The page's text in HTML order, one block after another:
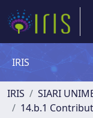
IRIS
IRIS SIARI
14.b.1